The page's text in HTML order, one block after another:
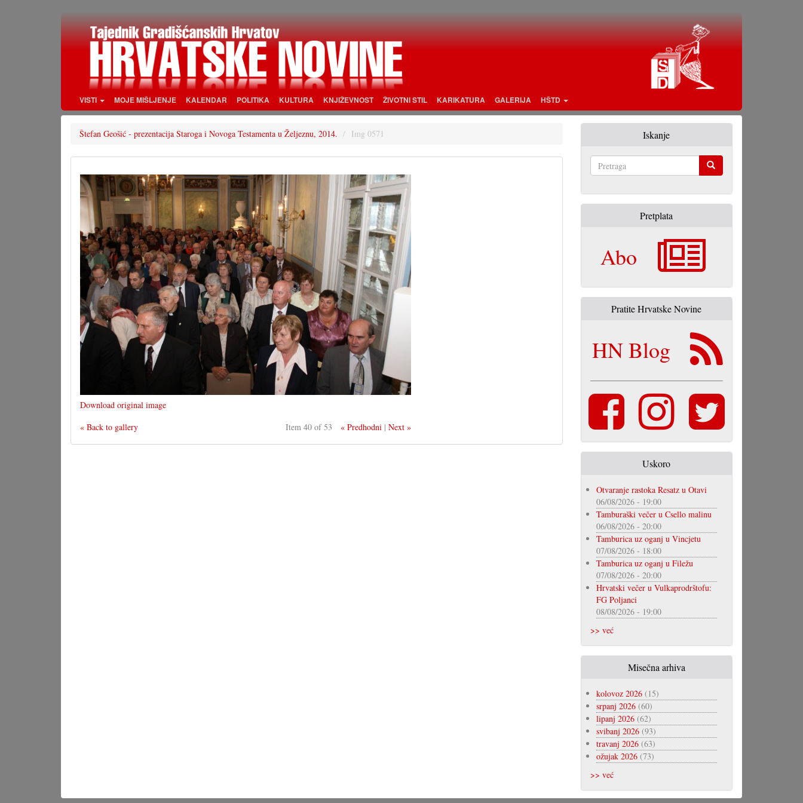
VISTI MOJE MIŠLJENJE KALENDAR POLITIKA KULTURA KNJIŽEVNOST ŽIVOTNI STIL KARIKATURA GALERIJA HŠTD
Štefan Geošić - prezentacija Staroga i Novoga Testamenta u Željeznu, 2014. Img 0571
Download original image
« Back to gallery
Item 40 of 53 « Predhodni |Next »
Iskanje
Pretplata
Abo
Pratite Hrvatske Novine
HN Blog
Uskoro
Otvaranje rastoka Resatz u Otavi
06/08/2026 - 19:00
Tamburaški večer u Csello malinu
06/08/2026 - 20:00
Tamburica uz oganj u Vincjetu
07/08/2026 - 18:00
Tamburica uz oganj u Filežu
07/08/2026 - 20:00
Hrvatski večer u Vulkaprodrštofu:
FG Poljanci
08/08/2026 - 19:00
>> već
Misečna arhiva
kolovoz 2026(15)
srpanj 2026(60)
lipanj 2026(62)
svibanj 2026(93)
travanj 2026(63)
ožujak 2026(73)
>> već